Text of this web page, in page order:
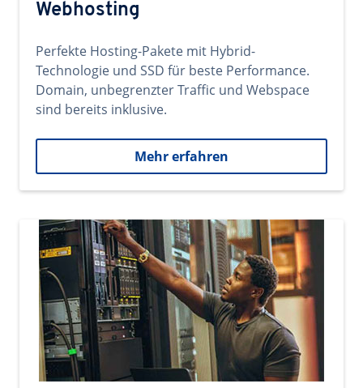
Webhosting
Perfekte Hosting-Pakete mit Hybrid-
Technologie und SSD für beste Performance.
Domain, unbegrenzter Traffic und Webspace
sind bereits inklusive.
Mehr erfahren